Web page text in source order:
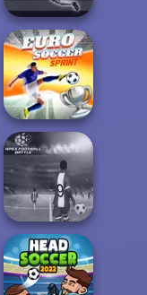
Goalkeeper Wiz
Euro Soccer
Sprint
Apex Football